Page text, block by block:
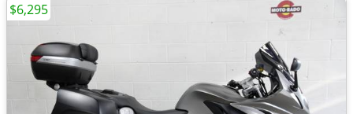
$6,295